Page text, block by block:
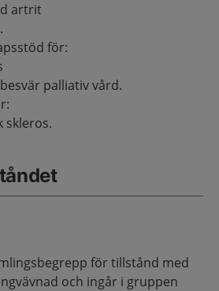
artrit
för:
palliativ vård.
skleros.
för tillstånd med
och ingår i gruppen